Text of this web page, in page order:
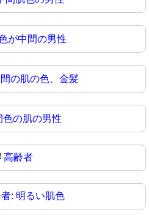
が中間の男性
の肌の色、金髪
色の肌の男性
高齢者
: 明るい肌色